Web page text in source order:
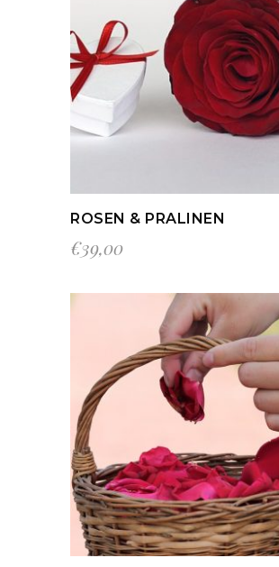
IN DEN WARENKORB
ROSEN & PRALINEN
€39,00
IN DEN WARENKORB